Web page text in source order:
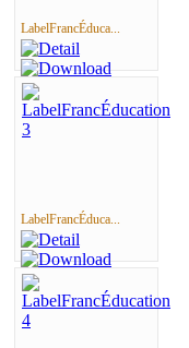
LabelFrancÉduca...
LabelFrancÉduca...